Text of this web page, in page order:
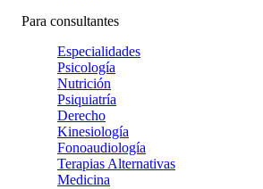
Para consultantes
Especialidades
Psicología
Nutrición
Psiquiatría
Derecho
Kinesiología
Fonoaudiología
Terapias Alternativas
Medicina